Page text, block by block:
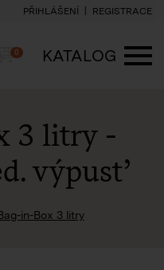
PŘIHLÁŠENÍ REGISTRACE
Košík
0
KATALOG
3 litry -
výpusť
in-Box 3 litry